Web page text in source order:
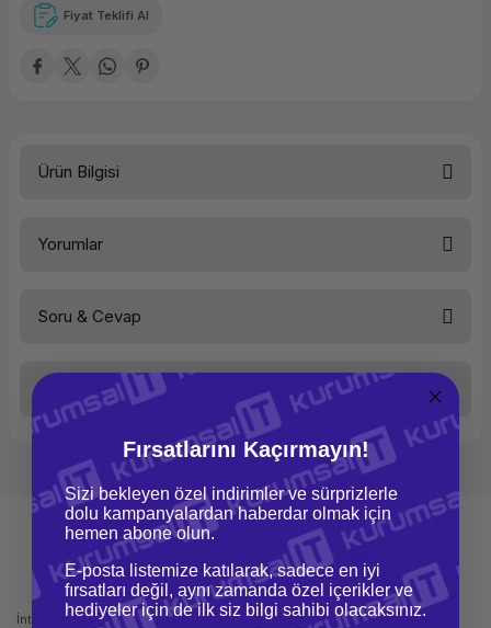
Kolay iade imkanı
Fiyat Teklifi Al
Ürün Bilgisi
Yorumlar
Yorum Yaz
Soru & Cevap
Ürün hakkında henüz soru sorulmamış.
Taksit Seçenekleri
Mağazadan Teslimat
İnternetten sipariş et ve mağazadan
İade ve Değişim
Kolay iade ve değişim imkanı
Fırsatlarını Kaçırmayın!
Sizi bekleyen özel indirimler ve sürprizlerle
dolu kampanyalardan haberdar olmak için
hemen abone olun.
E-posta listemize katılarak, sadece en iyi
fırsatları değil, aynı zamanda özel içerikler ve
hediyeler için de ilk siz bilgi sahibi olacaksınız.